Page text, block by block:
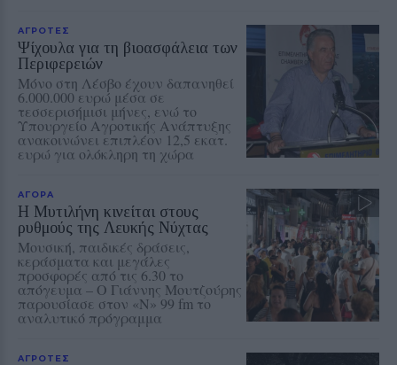
ΑΓΡΟΤΕΣ
Ψίχουλα για τη βιοασφάλεια των
Περιφερειών
Μόνο στη Λέσβο έχουν δαπανηθεί
6.000.000 ευρώ μέσα σε
τεσσερισήμισι μήνες, ενώ το
Υπουργείο Αγροτικής Ανάπτυξης
ανακοινώνει επιπλέον 12,5 εκατ.
ευρώ για ολόκληρη τη χώρα
ΑΓΟΡΑ
Η Μυτιλήνη κινείται στους
ρυθμούς της Λευκής Νύχτας
Μουσική, παιδικές δράσεις,
κεράσματα και μεγάλες
προσφορές από τις 6.30 το
απόγευμα – Ο Γιάννης Μουτζούρης
παρουσίασε στον «Ν» 99 fm το
αναλυτικό πρόγραμμα
ΑΓΡΟΤΕΣ